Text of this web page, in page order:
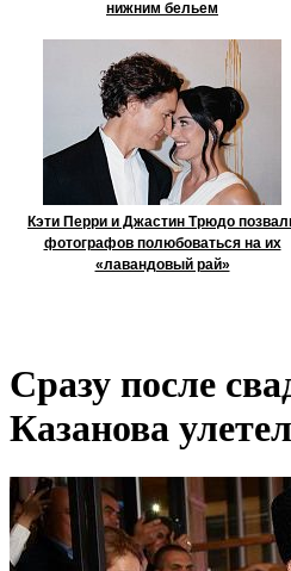
нижним бельем
Кэти Перри и Джастин Трюдо
фотографов полюбоваться на их
«лавандовый рай»
Сразу после
Казанова